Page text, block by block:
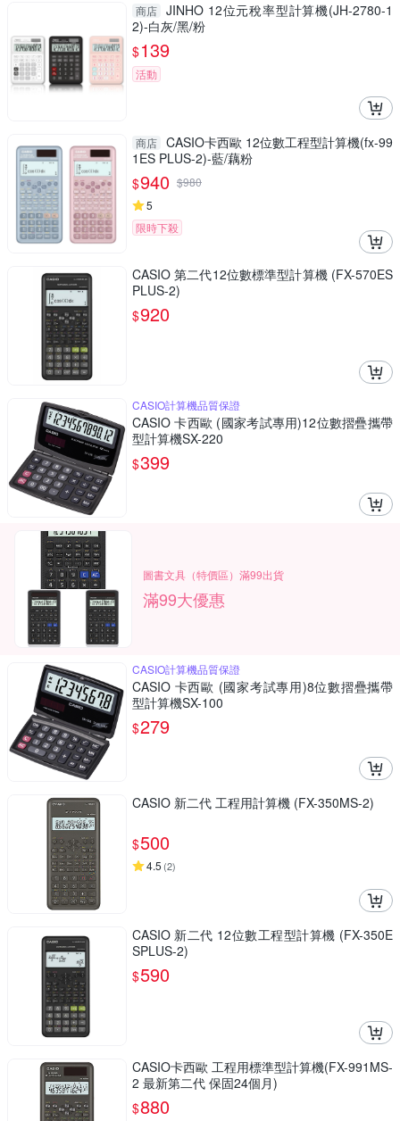
商店 JINHO 12位元稅率型計算機(JH-2780-1
2)-白灰/黑/粉
$139
活動
商店 CASIO卡西歐 12位數工程型計算機(fx-99
1ES PLUS-2)-藍/藕粉
$940 $980
5
限時下殺
CASIO 第二代12位數標準型計算機 (FX-570ES
PLUS-2)
$920
CASIO計算機品質保證
CASIO 卡西歐 (國家考試專用)12位數摺疊攜帶
型計算機SX-220
$399
圖書文具（特價區）滿99出貨
滿99大優惠
CASIO計算機品質保證
CASIO 卡西歐 (國家考試專用)8位數摺疊攜帶
型計算機SX-100
$279
CASIO 新二代 工程用計算機 (FX-350MS-2)
$500
4.5 (2)
CASIO 新二代 12位數工程型計算機 (FX-350E
SPLUS-2)
$590
CASIO卡西歐 工程用標準型計算機(FX-991MS-
2 最新第二代 保固24個月)
$880